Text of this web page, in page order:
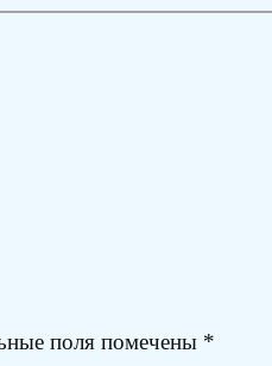
поля помечены *